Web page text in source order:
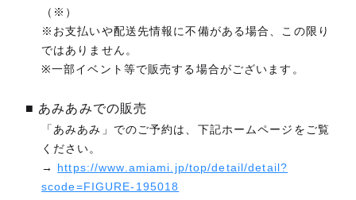
（※）
※お支払いや配送先情報に不備がある場合、この限り
ではありません。
※一部イベント等で販売する場合がございます。
■ あみあみでの販売
「あみあみ」でのご予約は、下記ホームページをご覧
ください。
→ https://www.amiami.jp/top/detail/detail?
scode=FIGURE-195018